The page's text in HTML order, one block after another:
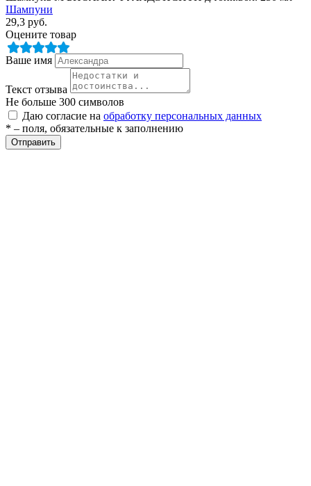
Шампуни
29,3 руб.
Оцените товар
Ваше имя
Текст отзыва
Не больше 300 символов
Даю согласие на обработку персональных данных
* – поля, обязательные к заполнению
Отправить